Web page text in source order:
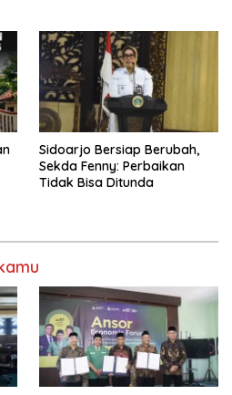
Sidoarjo Bersiap Berubah,
Sekda Fenny: Perbaikan
Tidak Bisa Ditunda